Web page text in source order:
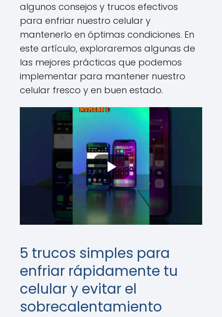
algunos consejos y trucos efectivos
para enfriar nuestro celular y
mantenerlo en óptimas condiciones. En
este artículo, exploraremos algunas de
las mejores prácticas que podemos
implementar para mantener nuestro
celular fresco y en buen estado.
5 trucos simples para
enfriar rápidamente tu
celular y evitar el
sobrecalentamiento